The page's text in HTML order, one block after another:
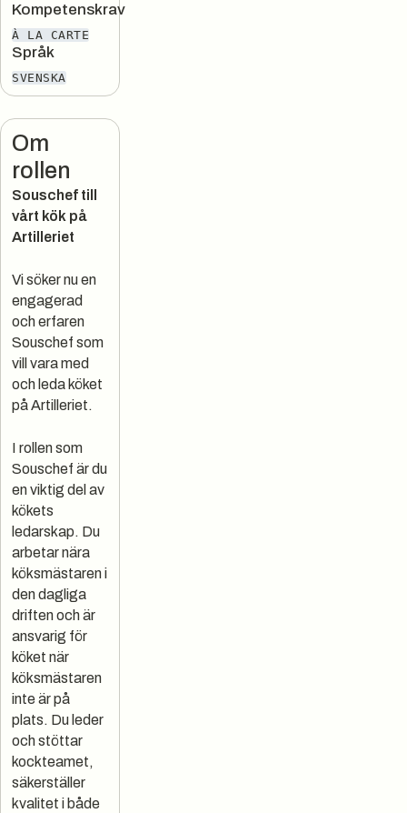
Kompetenskrav
À LA CARTE
Språk
SVENSKA
Om
rollen
Souschef till
vårt kök på
Artilleriet
Vi söker nu en
engagerad
och erfaren
Souschef som
vill vara med
och leda köket
på Artilleriet.
I rollen som
Souschef är du
en viktig del av
kökets
ledarskap. Du
arbetar nära
köksmästaren i
den dagliga
driften och är
ansvarig för
köket när
köksmästaren
inte är på
plats. Du leder
och stöttar
kockteamet,
säkerställer
kvalitet i både